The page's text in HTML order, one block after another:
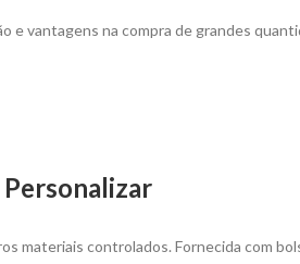
e vantagens na compra de grandes
materiais controlados. Fornecida com